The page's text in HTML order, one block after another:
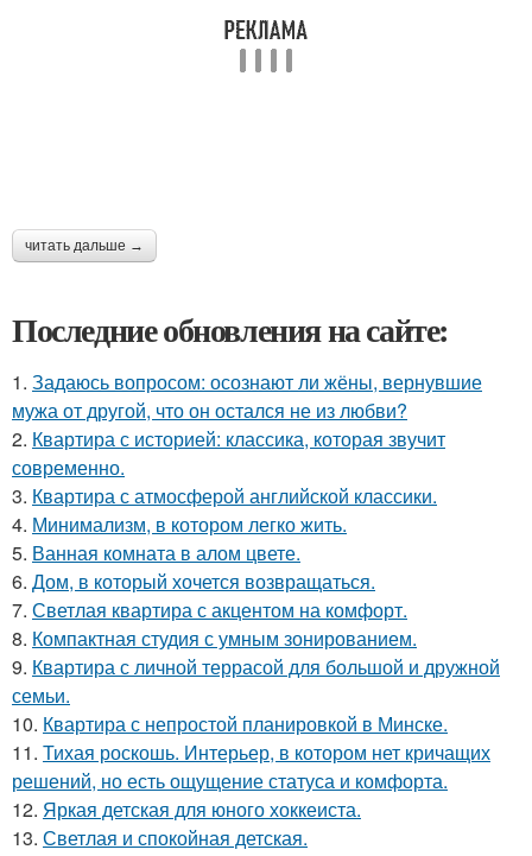
читать дальше →
Последние обновления на сайте:
1. Задаюсь вопросом: осознают ли жёны, вернувшие
мужа от другой, что он остался не из любви?
2. Квартира с историей: классика, которая звучит
современно.
3. Квартира с атмосферой английской классики.
4. Минимализм, в котором легко жить.
5. Ванная комната в алом цвете.
6. Дом, в который хочется возвращаться.
7. Светлая квартира с акцентом на комфорт.
8. Компактная студия с умным зонированием.
9. Квартира с личной террасой для большой и дружной
семьи.
10. Квартира с непростой планировкой в Минске.
11. Тихая роскошь. Интерьер, в котором нет кричащих
решений, но есть ощущение статуса и комфорта.
12. Яркая детская для юного хоккеиста.
13. Светлая и спокойная детская.